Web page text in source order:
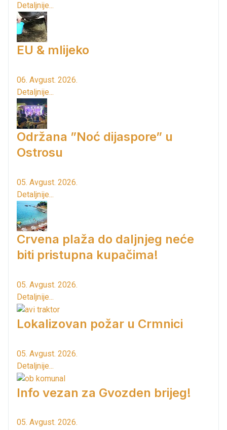
Detaljnije...
EU & mlijeko
06. Avgust. 2026.
Detaljnije...
Održana ”Noć dijaspore” u
Ostrosu
05. Avgust. 2026.
Detaljnije...
Crvena plaža do daljnjeg neće
biti pristupna kupačima!
05. Avgust. 2026.
Detaljnije...
Lokalizovan požar u Crmnici
05. Avgust. 2026.
Detaljnije...
Info vezan za Gvozden brijeg!
05. Avgust. 2026.